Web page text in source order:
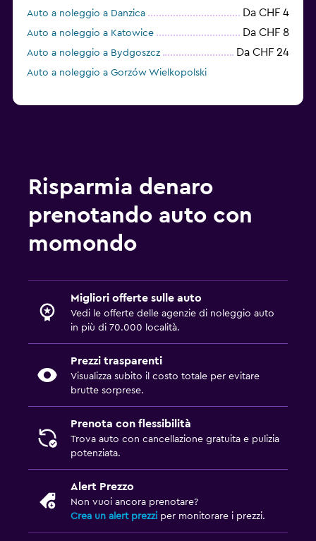
Auto a noleggio a Danzica Da CHF 4
Auto a noleggio a Katowice Da CHF 8
Auto a noleggio a Bydgoszcz Da CHF 24
Auto a noleggio a Gorzów Wielkopolski
Risparmia denaro
prenotando auto con
momondo
Migliori offerte sulle auto
Vedi le offerte delle agenzie di noleggio auto
in più di 70.000 località.
Prezzi trasparenti
Visualizza subito il costo totale per evitare
brutte sorprese.
Prenota con flessibilità
Trova auto con cancellazione gratuita e pulizia
potenziata.
Alert Prezzo
Non vuoi ancora prenotare?
Crea un alert prezzi per monitorare i prezzi.